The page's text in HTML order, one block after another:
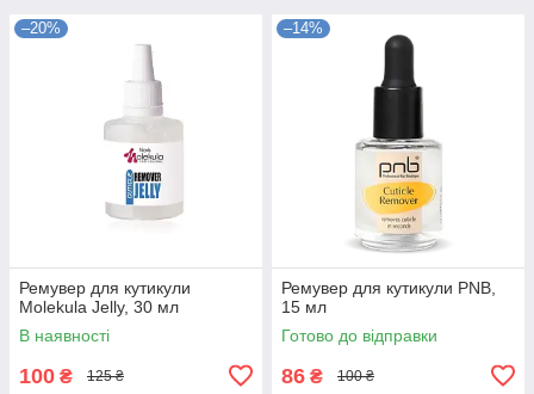
–20%
Ремувер для кутикули
Molekula Jelly, 30 мл
В наявності
100 ₴ 125 ₴
–14%
Ремувер для кутикули PNB,
15 мл
Готово до відправки
86 ₴ 100 ₴